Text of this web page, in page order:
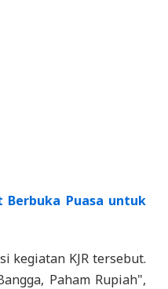
Berbuka Puasa untuk
kegiatan KJR tersebut.
Paham Rupiah",